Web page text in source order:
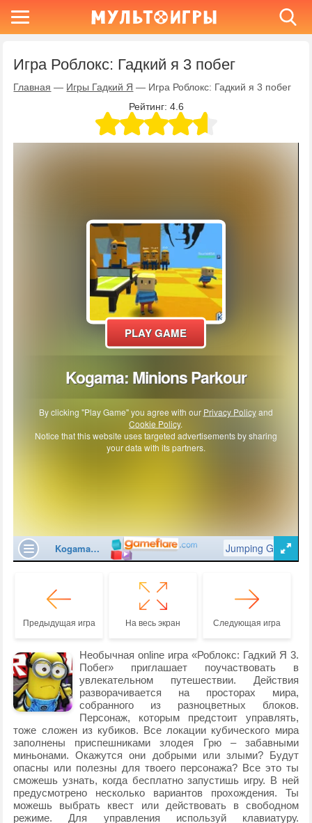
Игра Роблокс: Гадкий я 3 побег
Главная — Игры Гадкий Я — Игра Роблокс: Гадкий я 3 побег
Рейтинг: 4.6
Предыдущая игра На весь экран Следующая игра
Необычная online игра «Роблокс: Гадкий Я 3.
Побег» приглашает поучаствовать в
увлекательном путешествии. Действия
разворачивается на просторах мира,
собранного из разноцветных блоков.
Персонаж, которым предстоит управлять,
тоже сложен из кубиков. Все локации кубического мира
заполнены приспешниками злодея Грю – забавными
миньонами. Окажутся они добрыми или злыми? Будут
опасны или полезны для твоего персонажа? Все это ты
сможешь узнать, когда бесплатно запустишь игру. В ней
предусмотрено несколько вариантов прохождения. Ты
можешь выбрать квест или действовать в свободном
режиме. Для управления используй клавиатуру.